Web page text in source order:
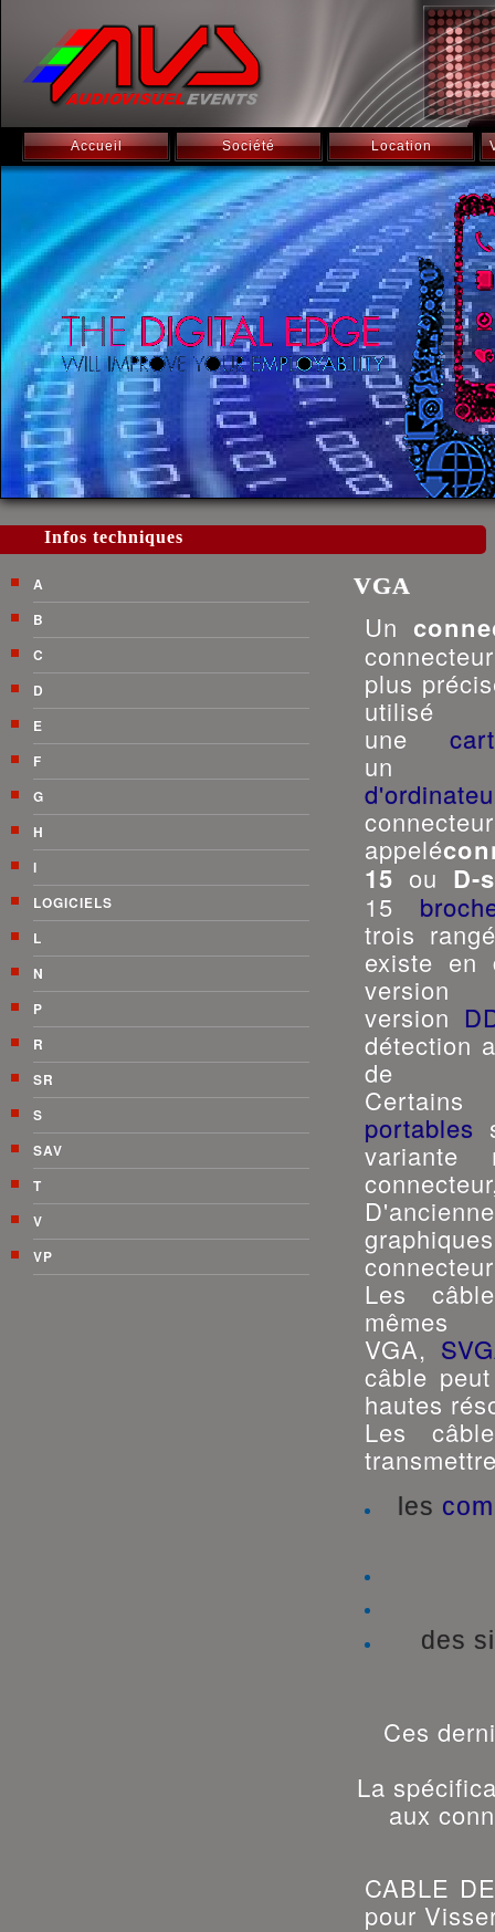
Accueil Société Location
Infos techniques
A
B
C
D
E
F
G
H
I
LOGICIELS
L
N
P
R
SR
S
SAV
T
V
VP
VGA
Un
plus
utilisé
une
appelé
15 ou D-
15
trois
existe en
version
version
détection
de
portables
variante
Les
VGA,
câble
hautes
Les
les
des
Ces
La
aux
CABLE
pour